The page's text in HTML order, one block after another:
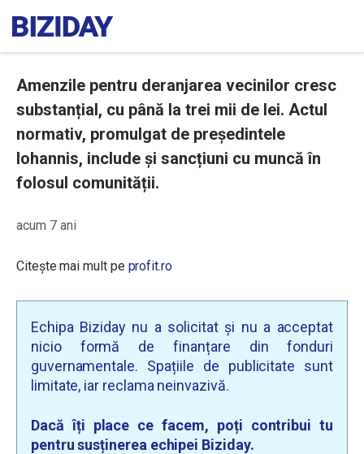
Amenzile pentru deranjarea vecinilor cresc
substanțial, cu până la trei mii de lei. Actul
normativ, promulgat de președintele
Iohannis, include și sancțiuni cu muncă în
folosul comunității.
acum 7 ani
Citește mai mult pe profit.ro
Echipa Biziday nu a solicitat și nu a acceptat
nicio formă de finanțare din fonduri
guvernamentale. Spațiile de publicitate sunt
limitate, iar reclama neinvazivă.
Dacă îți place ce facem, poți contribui tu
pentru susținerea echipei Biziday.